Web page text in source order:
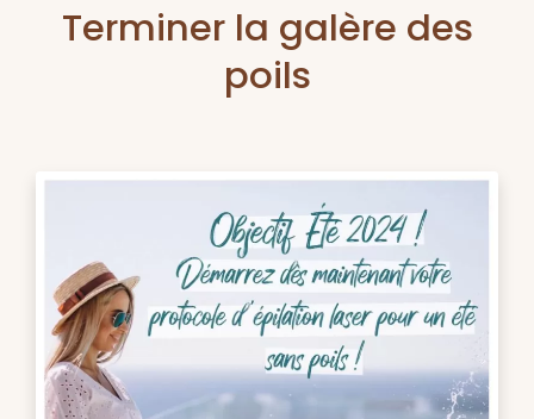
Terminer la galère des
poils